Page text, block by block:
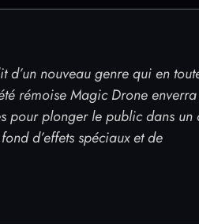
d’un nouveau genre qui en
rémoise Magic Drone
pour plonger le public dans un
d’effets spéciaux et de